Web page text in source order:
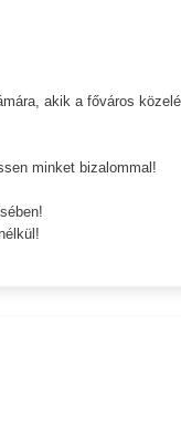
akik a főváros
minket bizalommal!